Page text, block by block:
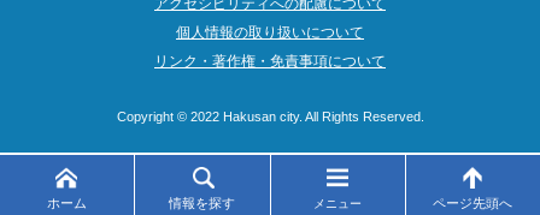
ホーム 情報を探す メニュー ページ先頭へ
個人情報の取り扱いについて
リンク・著作権・免責事項について
Copyright © 2022 Hakusan city. All Rights Reserved.